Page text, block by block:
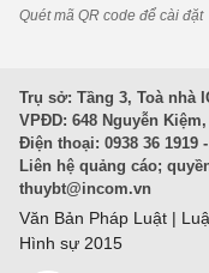
Quét mã QR code để cài đặt
Trụ sở: Tầng 3, Toà nhà
VPĐD: 648 Nguyễn
Điện thoại: 0938 36 1919
Liên hệ quảng cáo;
thuybt@incom.vn
Văn Bản Pháp Luật |
Hình sự 2015